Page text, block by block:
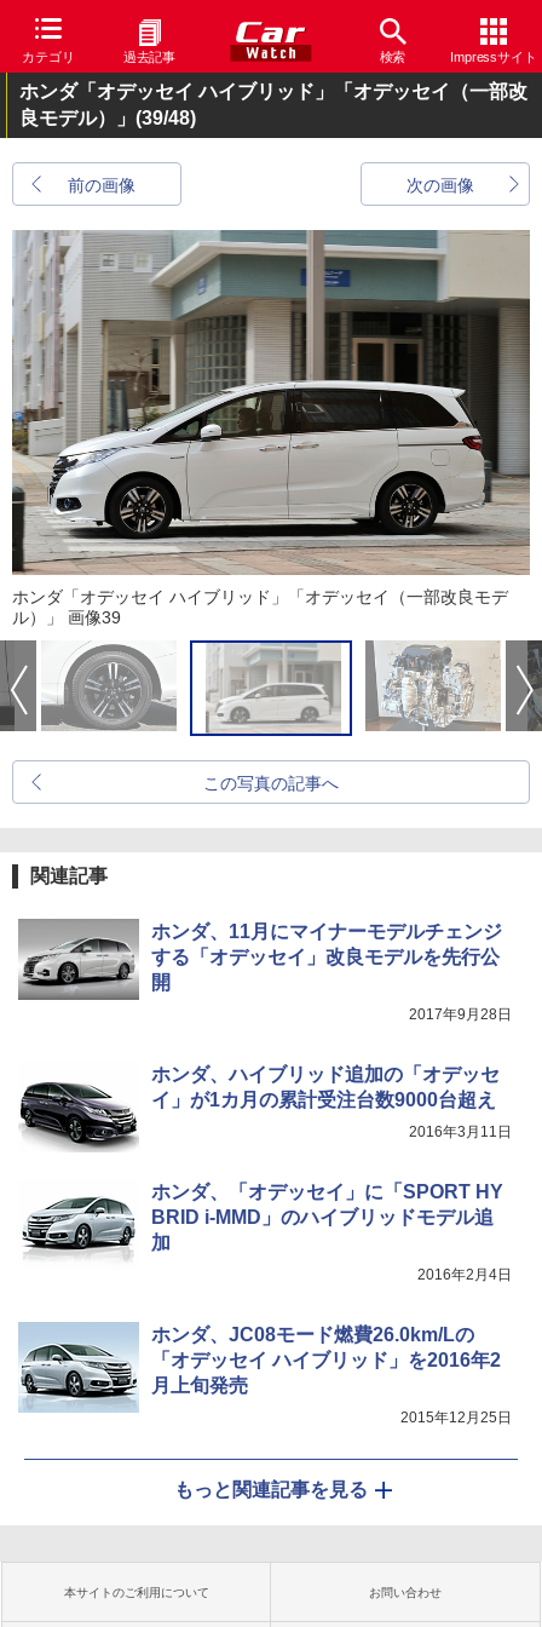
カテゴリ 過去記事 検索 Impressサイト
ホンダ「オデッセイ ハイブリッド」「オデッセイ（一部改
良モデル）」 (39/48)
前の画像 次の画像
ホンダ「オデッセイ ハイブリッド」「オデッセイ（一部改良モデ
ル）」 画像39
この写真の記事へ
関連記事
ホンダ、11月にマイナーモデルチェンジ
する「オデッセイ」改良モデルを先行公
開
2017年9月28日
ホンダ、ハイブリッド追加の「オデッセ
イ」が1カ月の累計受注台数9000台超え
2016年3月11日
ホンダ、「オデッセイ」に「SPORT HY
BRID i-MMD」のハイブリッドモデル追
加
2016年2月4日
ホンダ、JC08モード燃費26.0km/Lの
「オデッセイ ハイブリッド」を2016年2
月上旬発売
2015年12月25日
もっと関連記事を見る
本サイトのご利用について お問い合わせ